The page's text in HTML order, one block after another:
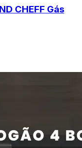
CHEFF Gás